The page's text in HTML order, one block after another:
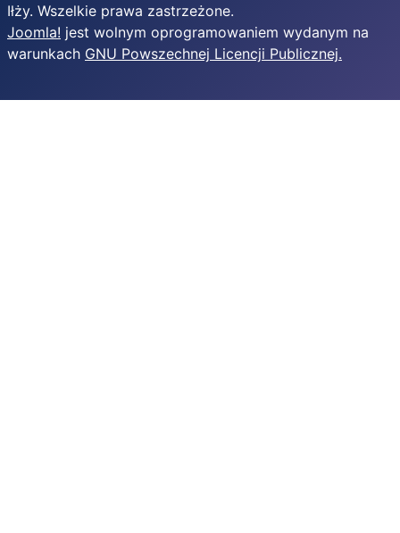
Iłży. Wszelkie prawa zastrzeżone.
Joomla! jest wolnym oprogramowaniem wydanym na
warunkach GNU Powszechnej Licencji Publicznej.